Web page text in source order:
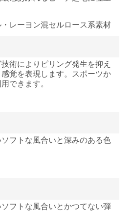
レーヨン混セルロース系素材
術によりピリング発生を抑え
覚を表現します。スポーツか
できます。
フトな風合いと深みのある色
フトな風合いとかつてない弾